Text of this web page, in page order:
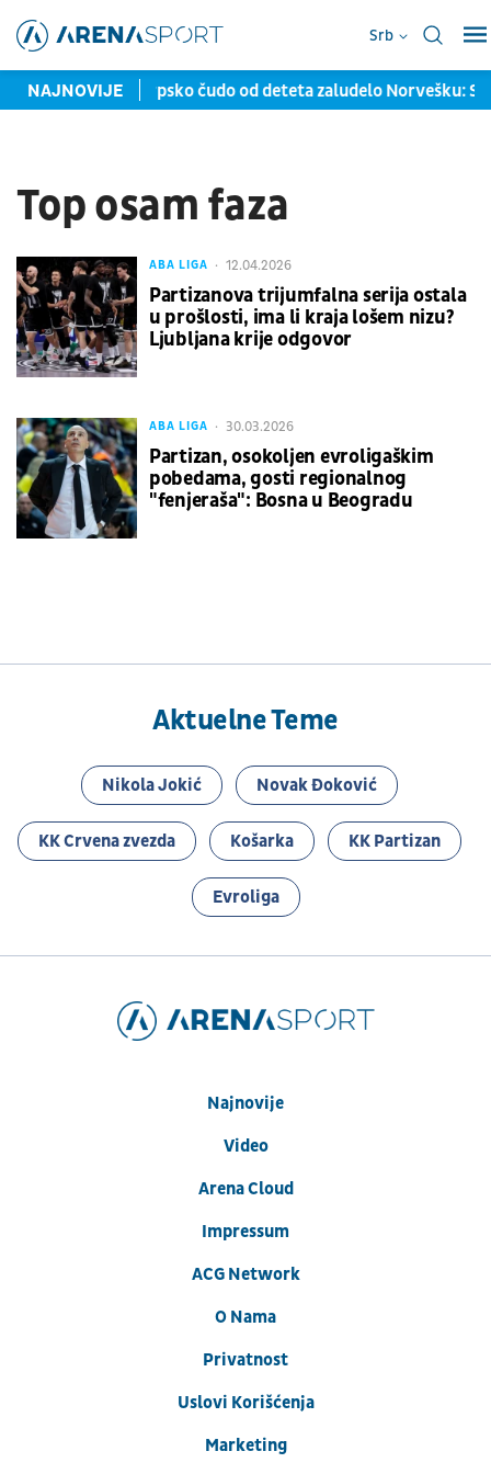
Srb
NAJNOVIJE
miliona evra Srpsko čudo od deteta zaludelo Norvešku:
Top osam faza
ABA LIGA 12.04.2026
Partizanova trijumfalna serija ostala
u prošlosti, ima li kraja lošem nizu?
Ljubljana krije odgovor
ABA LIGA 30.03.2026
Partizan, osokoljen evroligaškim
pobedama, gosti regionalnog
"fenjeraša": Bosna u Beogradu
Aktuelne Teme
Nikola Jokić Novak Đoković
KK Crvena zvezda Košarka KK Partizan
Evroliga
Najnovije
Video
Arena Cloud
Impressum
ACG Network
O Nama
Privatnost
Uslovi Korišćenja
Marketing